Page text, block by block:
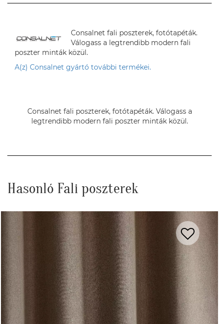
Consalnet fali poszterek, fotótapéták.
Válogass a legtrendibb modern fali
poszter minták közül.
A(z) Consalnet gyártó további termékei.
Consalnet fali poszterek, fotótapéták. Válogass a
legtrendibb modern fali poszter minták közül.
Hasonló Fali poszterek